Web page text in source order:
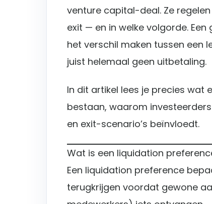
venture capital-deal. Ze
exit — en in welke volgorde.
het verschil maken tussen een
juist helemaal geen uitbetaling.
In dit artikel lees je precies wat
bestaan, waarom
en exit-scenario’s beïnvloedt.
Wat is een liquidation
Een liquidation preference
terugkrijgen voordat gewone